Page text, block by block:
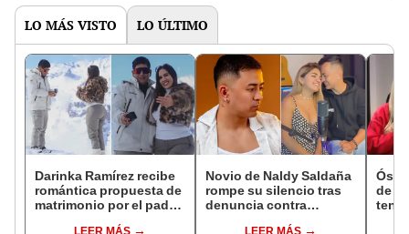
LO MÁS VISTO LO ÚLTIMO
Darinka Ramírez recibe
romántica propuesta de
matrimonio por el padre
LEER MÁS
Novio de Naldy Saldaña
rompe su silencio tras
denuncia contra
LEER MÁS
de